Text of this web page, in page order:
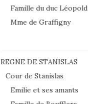
Famille du duc Léopold
Mme de Graffigny
REGNE DE STANISLAS
Cour de Stanislas
Emilie et ses amants